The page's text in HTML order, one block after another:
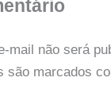
mail não será
são marcados